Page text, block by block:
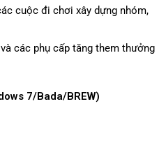
cuộc đi chơi xây dựng nhóm,
các phụ cấp tăng them thưởng
7/Bada/BREW)